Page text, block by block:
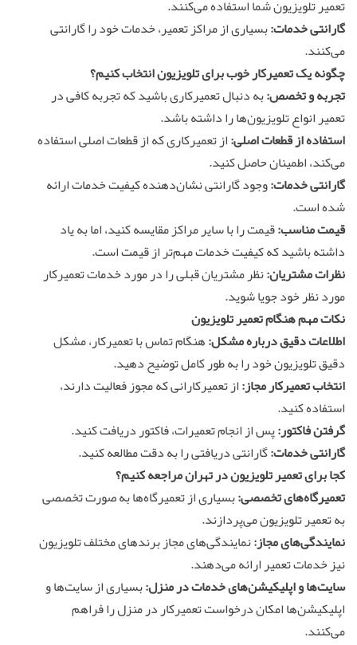
تعمیر تلویزیون شما استفاده می‌کنند.
گارانتی خدمات:بسیاری از مراکز تعمیر، خدمات خود را گارانتی
می‌کنند.
چگونه یک تعمیرکار خوب برای تلویزیون انتخاب کنیم؟
تجربه و تخصص:به دنبال تعمیرکاری باشید که تجربه کافی در
تعمیر انواع تلویزیون‌ها را داشته باشد.
استفاده از قطعات اصلی:از تعمیرکاری که از قطعات اصلی استفاده
می‌کند، اطمینان حاصل کنید.
گارانتی خدمات:وجود گارانتی نشان‌دهنده کیفیت خدمات ارائه
شده است.
قیمت مناسب:قیمت را با سایر مراکز مقایسه کنید، اما به یاد
داشته باشید که کیفیت خدمات مهم‌تر از قیمت است.
نظرات مشتریان:نظر مشتریان قبلی را در مورد خدمات تعمیرکار
مورد نظر خود جویا شوید.
نکات مهم هنگام تعمیر تلویزیون
اطلاعات دقیق درباره مشکل:هنگام تماس با تعمیرکار، مشکل
دقیق تلویزیون خود را به طور کامل توضیح دهید.
انتخاب تعمیرکار مجاز:از تعمیرکارانی که مجوز فعالیت دارند،
استفاده کنید.
گرفتن فاکتور:پس از انجام تعمیرات، فاکتور دریافت کنید.
گارانتی خدمات:گارانتی دریافتی را به دقت مطالعه کنید.
کجا برای تعمیر تلویزیون در تهران مراجعه کنیم؟
تعمیرگاه‌های تخصصی:بسیاری از تعمیرگاه‌ها به صورت تخصصی
به تعمیر تلویزیون می‌پردازند.
نمایندگی‌های مجاز:نمایندگی‌های مجاز برندهای مختلف تلویزیون
نیز خدمات تعمیر ارائه می‌دهند.
سایت‌ها و اپلیکیشن‌های خدمات در منزل:بسیاری از سایت‌ها و
اپلیکیشن‌ها امکان درخواست تعمیرکار در منزل را فراهم
می‌کنند.